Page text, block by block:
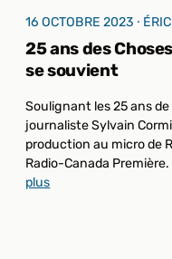
25 ans des
se souvient
16 OCTOBRE 2023 ⸱
Soulignant les 25 ans
journaliste Sylvain
production au micro de
Radio-Canada
plus